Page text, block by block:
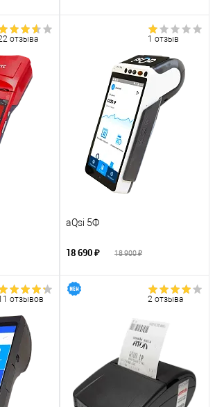
отзыва 1 отзыв
aQsi 5Ф
18 690 ₽ 18 900 ₽
отзывов 2 отзыва